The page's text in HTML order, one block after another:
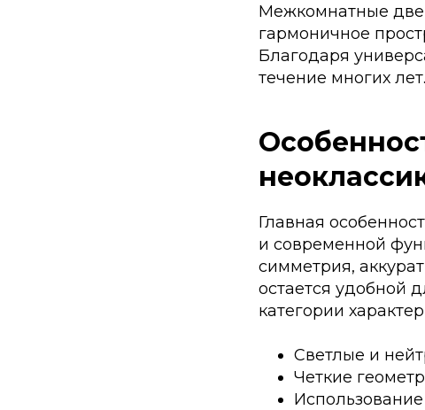
Межкомнатные
гармоничное
Благодаря
течение многих лет.
Главная
и современной
симметрия,
остается удобной
категории
Светлые и
Четкие